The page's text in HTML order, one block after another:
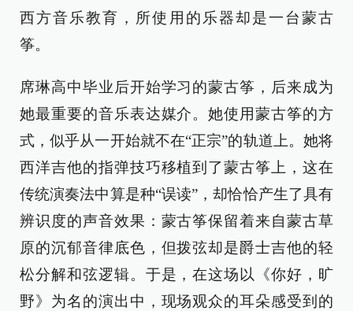
西方音乐教育，所使用的乐器却是一台蒙古
筝。
席琳高中毕业后开始学习的蒙古筝，后来成为
她最重要的音乐表达媒介。她使用蒙古筝的方
式，似乎从一开始就不在“正宗”的轨道上。她将
西洋吉他的指弹技巧移植到了蒙古筝上，这在
传统演奏法中算是种“误读”，却恰恰产生了具有
辨识度的声音效果：蒙古筝保留着来自蒙古草
原的沉郁音律底色，但拨弦却是爵士吉他的轻
松分解和弦逻辑。于是，在这场以《你好，旷
野》为名的演出中，现场观众的耳朵感受到的